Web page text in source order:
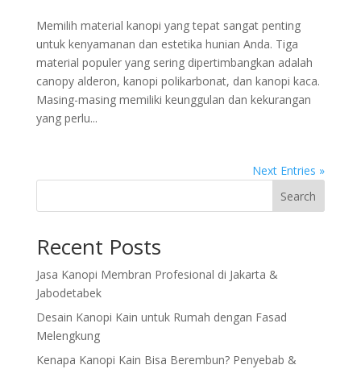
Memilih material kanopi yang tepat sangat penting
untuk kenyamanan dan estetika hunian Anda. Tiga
material populer yang sering dipertimbangkan adalah
canopy alderon, kanopi polikarbonat, dan kanopi kaca.
Masing-masing memiliki keunggulan dan kekurangan
yang perlu...
Next Entries »
Search
Recent Posts
Jasa Kanopi Membran Profesional di Jakarta &
Jabodetabek
Desain Kanopi Kain untuk Rumah dengan Fasad
Melengkung
Kenapa Kanopi Kain Bisa Berembun? Penyebab &